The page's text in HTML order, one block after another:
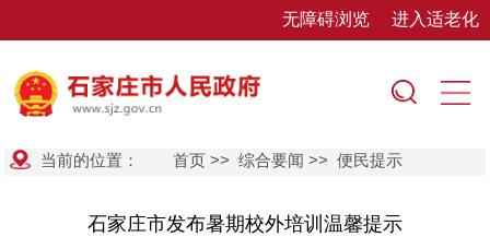
无障碍浏览 进入适老化
当前的位置： 首页 >>综合要闻 >>便民提示
石家庄市发布暑期校外培训温馨提示